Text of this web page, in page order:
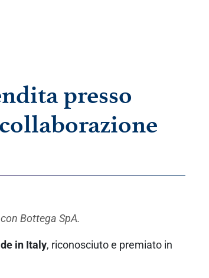
presso
Bottega SpA.
in Italy, riconosciuto e premiato in